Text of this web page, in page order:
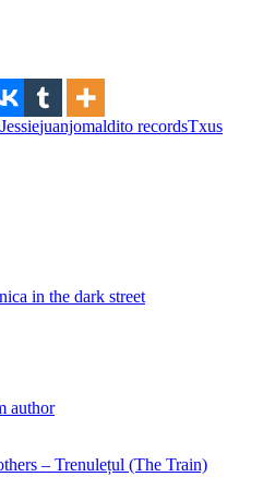
Jessiejuanjomaldito recordsTxus
in the dark street
author
– Trenulețul (The Train)